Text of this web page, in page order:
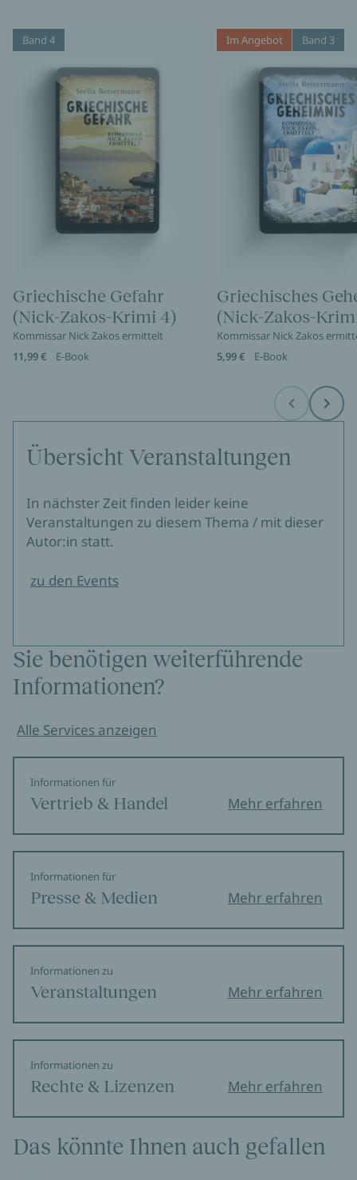
Band 4
Griechische Gefahr
(Nick-Zakos-Krimi 4)
Kommissar Nick Zakos ermittelt
11,99 €
E-Book
Im Angebot Band 3
Griechisches
(Nick-Zakos-
Kommissar Nick Zakos
5,99 €
E-Book
Before Next
Übersicht Veranstaltungen
In nächster Zeit finden leider keine
Veranstaltungen zu diesem Thema / mit dieser
Autor:in statt.
zu den Events
Sie benötigen weiterführende
Informationen?
Alle Services anzeigen
Informationen für
Vertrieb & Handel Mehr erfahren
Informationen für
Presse & Medien Mehr erfahren
Informationen zu
Veranstaltungen Mehr erfahren
Informationen zu
Rechte & Lizenzen Mehr erfahren
Das könnte Ihnen auch gefallen